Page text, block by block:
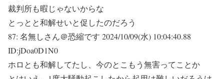
裁判所も暇じゃないからな
とっとと和解せいと促したのだろう
87: 名無しさん＠恐縮です 2024/10/09(水) 10:04:40.88
ID:jDoa0D1N0
ホロとも和解してたし、今のとこもう無害ってことか